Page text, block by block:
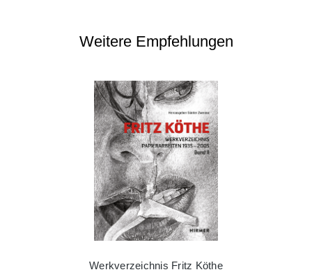
Weitere Empfehlungen
Werkverzeichnis Fritz Köthe